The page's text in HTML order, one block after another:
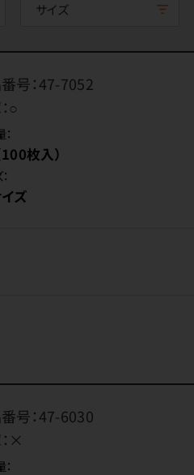
サイズ
号：47-7052
○
枚入）
ズ
号：47-6030
×